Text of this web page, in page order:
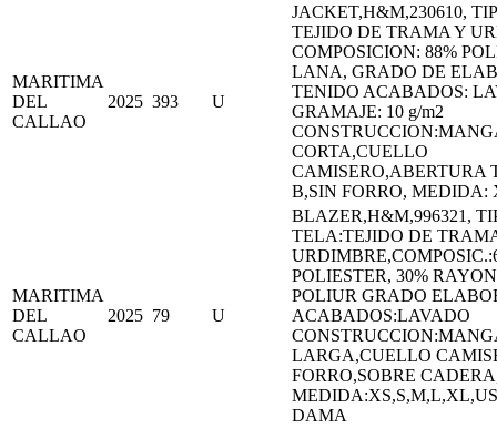
MARITIMA
DEL
CALLAO
2025 393 U
JACKET,H&M,230610,
TEJIDO DE TRAMA Y
COMPOSICION: 88%
LANA, GRADO DE
TENIDO ACABADOS:
GRAMAJE: 10 g/m2
CORTA,CUELLO
CAMISERO,ABERTURA
B,SIN FORRO, MEDIDA:
MARITIMA
DEL
CALLAO
2025 79 U
BLAZER,H&M,996321,
TELA:TEJIDO DE
POLIESTER, 30%
POLIUR GRADO
ACABADOS:LAVADO
LARGA,CUELLO
FORRO,SOBRE
DAMA